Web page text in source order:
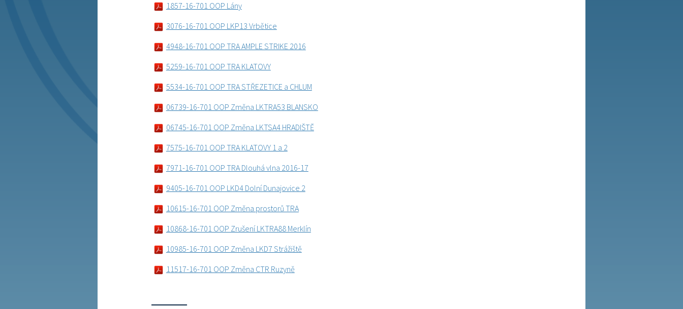
1857-16-701 OOP Lány
3076-16-701 OOP LKP13 Vrbětice
4948-16-701 OOP TRA AMPLE STRIKE 2016
5259-16-701 OOP TRA KLATOVY
5534-16-701 OOP TRA STŘEZETICE a CHLUM
06739-16-701 OOP Změna LKTRA53 BLANSKO
06745-16-701 OOP Změna LKTSA4 HRADIŠTĚ
7575-16-701 OOP TRA KLATOVY 1 a 2
7971-16-701 OOP TRA Dlouhá vlna 2016-17
9405-16-701 OOP LKD4 Dolní Dunajovice 2
10615-16-701 OOP Změna prostorů TRA
10868-16-701 OOP Zrušení LKTRA88 Merklín
10985-16-701 OOP Změna LKD7 Strážiště
11517-16-701 OOP Změna CTR Ruzyně